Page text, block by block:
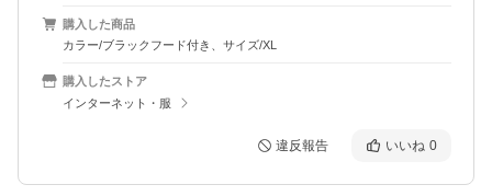
購入した商品
カラー/ブラックフード付き、サイズ/XL
購入したストア
インターネット・服
違反報告 いいね 0